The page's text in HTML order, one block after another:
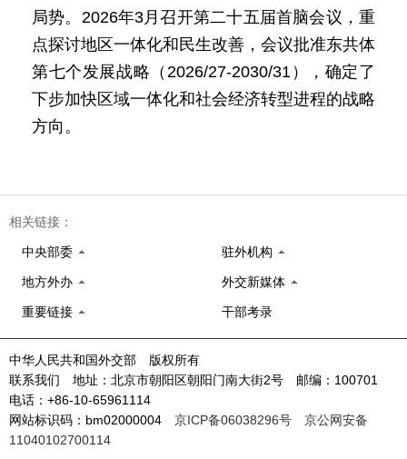
局势。2026年3月召开第二十五届首脑会议，重
点探讨地区一体化和民生改善，会议批准东共体
第七个发展战略（2026/27-2030/31），确定了
下步加快区域一体化和社会经济转型进程的战略
方向。
相关链接：
中央部委 驻外机构
地方外办 外交新媒体
重要链接 干部考录
中华人民共和国外交部 版权所有
联系我们 地址：北京市朝阳区朝阳门南大街2号 邮编：100701
电话：+86-10-65961114
网站标识码：bm02000004 京ICP备06038296号
京公网安备
11040102700114